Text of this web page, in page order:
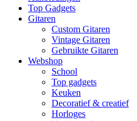
Top Gadgets
Gitaren
Custom Gitaren
Vintage Gitaren
Gebruikte Gitaren
Webshop
School
Top gadgets
Keuken
Decoratief & creatief
Horloges